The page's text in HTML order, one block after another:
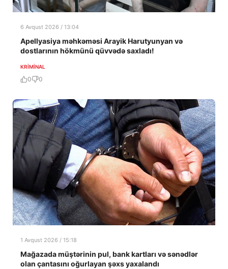
6 Avqust 2026 / 13:04
Apellyasiya məhkəməsi Arayik Harutyunyan və
dostlarının hökmünü qüvvədə saxladı!
KRIMINAL
0 0
1 Avqust 2026 / 15:18
Mağazada müştərinin pul, bank kartları və sənədlər
olan çantasını oğurlayan şəxs yaxalandı